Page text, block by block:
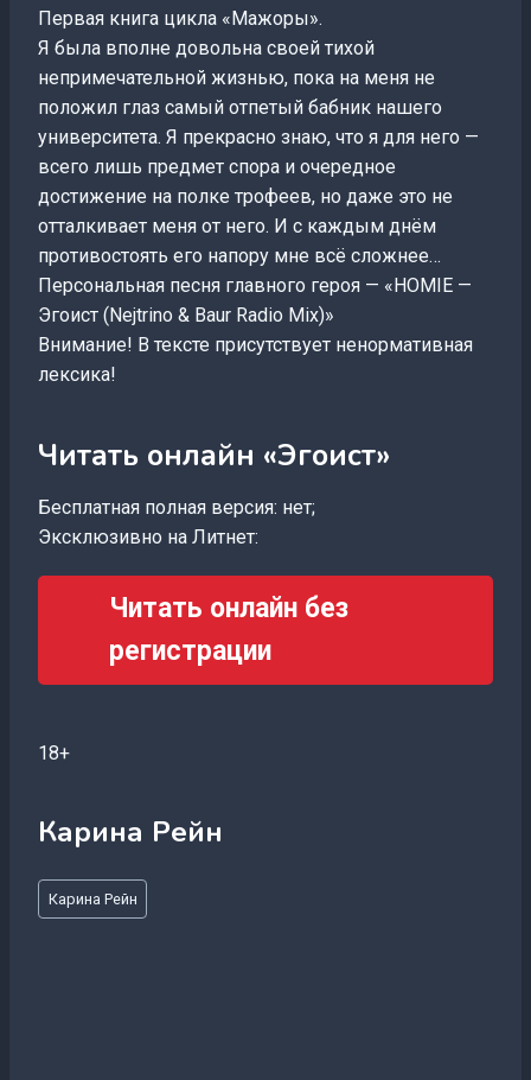
Первая книга цикла «Мажоры».
Я была вполне довольна своей тихой
непримечательной жизнью, пока на меня не
положил глаз самый отпетый бабник нашего
университета. Я прекрасно знаю, что я для него —
всего лишь предмет спора и очередное
достижение на полке трофеев, но даже это не
отталкивает меня от него. И с каждым днём
противостоять его напору мне всё сложнее…
Персональная песня главного героя — «HOMIE —
Эгоист (Nejtrino & Baur Radio Mix)»
Внимание! В тексте присутствует ненормативная
лексика!
Читать онлайн «Эгоист»
Бесплатная полная версия: нет;
Эксклюзивно на Литнет:
Читать онлайн без
регистрации
18+
Карина Рейн
Метки
записи:
Карина Рейн